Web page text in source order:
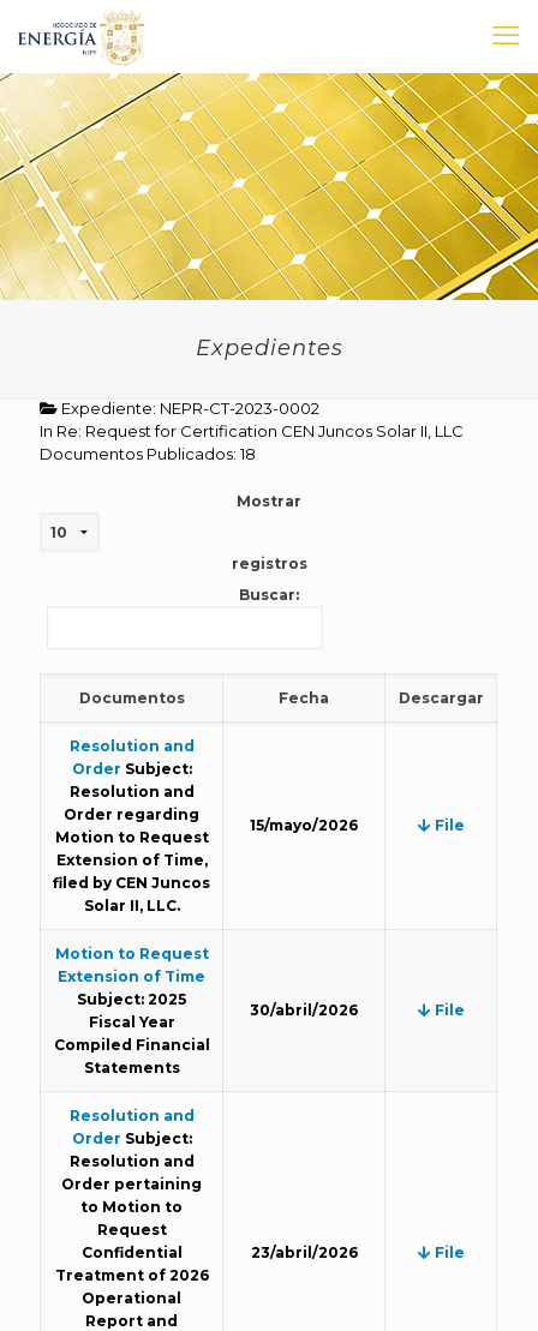
Expedientes
Expediente: NEPR-CT-2023-0002
In Re: Request for Certification CEN Juncos Solar II, LLC
Documentos Publicados: 18
Mostrar
registros
Buscar:
Documentos Fecha Descargar
Resolution and
Order Subject:
Resolution and
Order regarding
Motion to Request
Extension of Time,
filed by CEN Juncos
Solar II, LLC.
15/mayo/2026 File
Motion to Request
Extension of Time
Subject: 2025
Fiscal Year
Compiled Financial
Statements
30/abril/2026 File
Resolution and
Order Subject:
Resolution and
Order pertaining
to Motion to
Request
Confidential
Treatment of 2026
Operational
Report and
23/abril/2026 File